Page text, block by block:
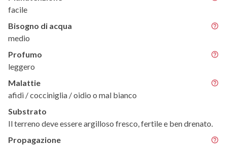
facile
Bisogno di acqua
medio
Profumo
leggero
Malattie
afidi / cocciniglia / oidio o mal bianco
Substrato
Il terreno deve essere argilloso fresco, fertile e ben drenato.
Propagazione